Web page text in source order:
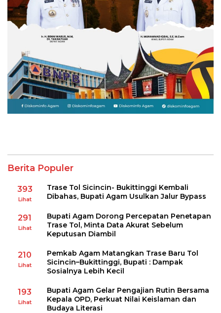
Berita Populer
393
Lihat
Trase Tol Sicincin- Bukittinggi Kembali
Dibahas, Bupati Agam Usulkan Jalur Bypass
291
Lihat
Bupati Agam Dorong Percepatan Penetapan
Trase Tol, Minta Data Akurat Sebelum
Keputusan Diambil
210
Lihat
Pemkab Agam Matangkan Trase Baru Tol
Sicincin–Bukittinggi, Bupati : Dampak
Sosialnya Lebih Kecil
193
Lihat
Bupati Agam Gelar Pengajian Rutin Bersama
Kepala OPD, Perkuat Nilai Keislaman dan
Budaya Literasi